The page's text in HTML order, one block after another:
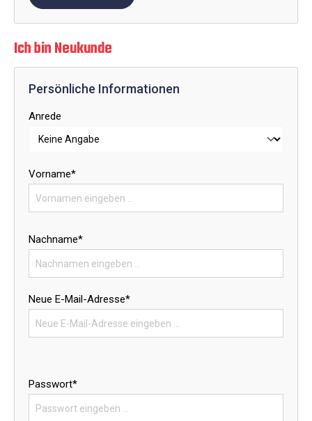
Ich bin Neukunde
Persönliche Informationen
Anrede
Vorname*
Nachname*
Neue E-Mail-Adresse*
Passwort*